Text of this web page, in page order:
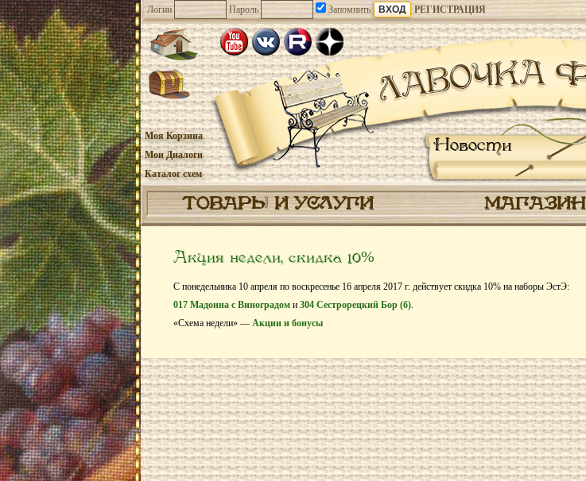
Логин Пароль Запомнить РЕГИСТРАЦИЯ
Новости
Моя Корзина
Мои Диалоги
Каталог схем
ТОВАРЫ И УСЛУГИ МАГАЗИН
Акция недели, скидка 10%
С понедельника 10 апреля по воскресенье 16 апреля 2017 г. действует скидка 10% на наборы ЭстЭ:
017 Мадонна с Виноградом и 304 Сестрорецкий Бор (б).
«Схема недели» — Акции и бонусы